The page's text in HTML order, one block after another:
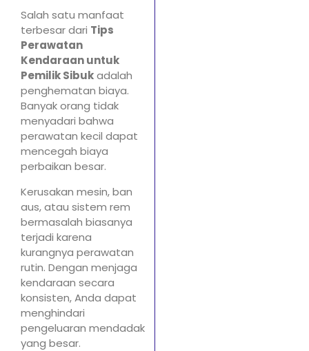
Salah satu manfaat
terbesar dari Tips
Perawatan
Kendaraan untuk
Pemilik Sibukadalah
penghematan biaya.
Banyak orang tidak
menyadari bahwa
perawatan kecil dapat
mencegah biaya
perbaikan besar.
Kerusakan mesin, ban
aus, atau sistem rem
bermasalah biasanya
terjadi karena
kurangnya perawatan
rutin. Dengan menjaga
kendaraan secara
konsisten, Anda dapat
menghindari
pengeluaran mendadak
yang besar.